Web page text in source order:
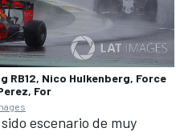
RB12, Nico Hulkenberg, Force
For
escenario de muy